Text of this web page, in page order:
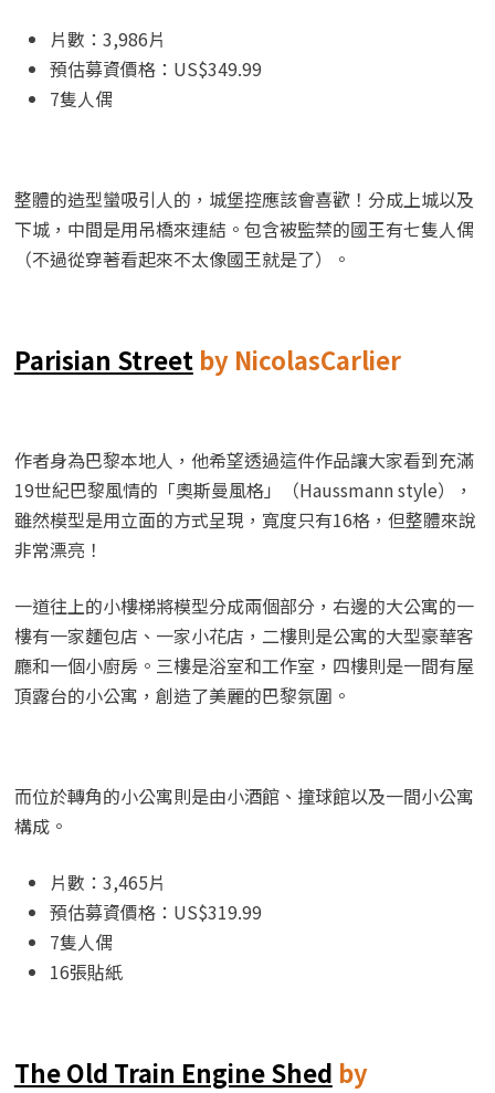
片數：3,986片
預估募資價格：US$349.99
7隻人偶
整體的造型蠻吸引人的，城堡控應該會喜歡！分成上城以及
下城，中間是用吊橋來連結。包含被監禁的國王有七隻人偶
（不過從穿著看起來不太像國王就是了）。
Parisian Streetby NicolasCarlier
作者身為巴黎本地人，他希望透過這件作品讓大家看到充滿
19世紀巴黎風情的「奧斯曼風格」（Haussmann style），
雖然模型是用立面的方式呈現，寬度只有16格，但整體來說
非常漂亮！
一道往上的小樓梯將模型分成兩個部分，右邊的大公寓的一
樓有一家麵包店、一家小花店，二樓則是公寓的大型豪華客
廳和一個小廚房。三樓是浴室和工作室，四樓則是一間有屋
頂露台的小公寓，創造了美麗的巴黎氛圍。
而位於轉角的小公寓則是由小酒館、撞球館以及一間小公寓
構成。
片數：3,465片
預估募資價格：US$319.99
7隻人偶
16張貼紙
The Old Train Engine Shed by